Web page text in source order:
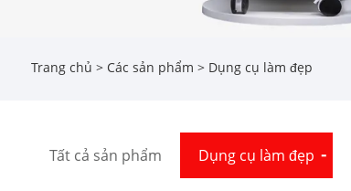
Trang chủ > Các sản phẩm > Dụng cụ làm đẹp
Tất cả sản phẩm Dụng cụ làm đẹp